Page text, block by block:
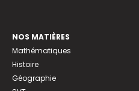
NOS MATIÈRES
Mathématiques
Histoire
Géographie